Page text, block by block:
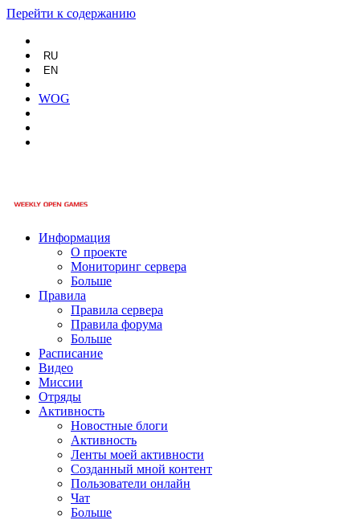
Перейти к содержанию
RU
EN
WOG
Информация
О проекте
Мониторинг сервера
Больше
Правила
Правила сервера
Правила форума
Больше
Расписание
Видео
Миссии
Отряды
Активность
Новостные блоги
Активность
Ленты моей активности
Созданный мной контент
Пользователи онлайн
Чат
Больше